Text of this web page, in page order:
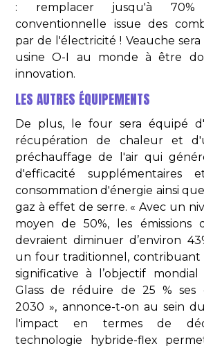
: remplacer jusqu'à
conventionnelle issue des
par de l'électricité ! Veauche sera
usine O-I au monde à être
innovation.
LES AUTRES ÉQUIPEMENTS
De plus, le four sera équipé
récupération de chaleur et
préchauffage de l'air qui
d'efficacité supplémentaires
consommation d'énergie ainsi
gaz à effet de serre. « Avec un
moyen de 50%, les émissions
devraient diminuer d’environ
un four traditionnel, contribuant
significative à l’objectif
Glass de réduire de 25 % ses
2030 », annonce-t-on au sein
l'impact en termes de
technologie hybride-flex